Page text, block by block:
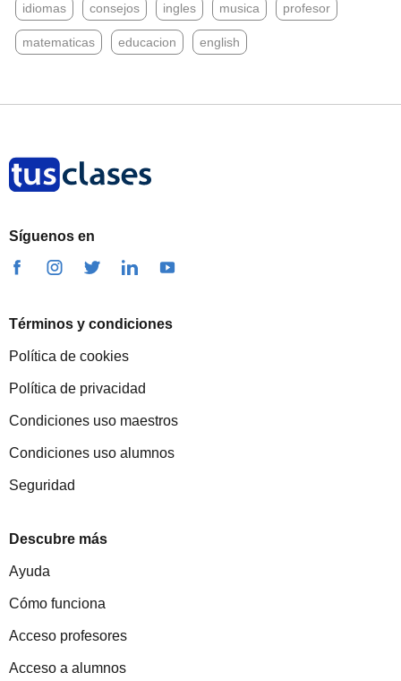
idiomas consejos ingles musica profesor
matematicas educacion english
Síguenos en
Términos y condiciones
Política de cookies
Política de privacidad
Condiciones uso maestros
Condiciones uso alumnos
Seguridad
Descubre más
Ayuda
Cómo funciona
Acceso profesores
Acceso a alumnos